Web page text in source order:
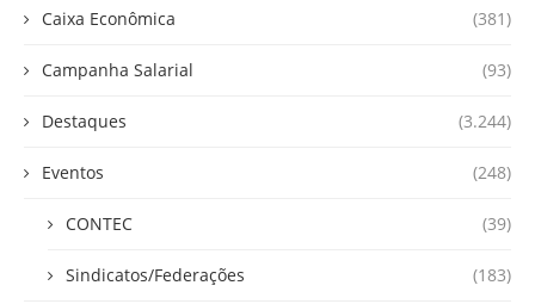
Caixa Econômica (381)
Campanha Salarial (93)
Destaques (3.244)
Eventos (248)
CONTEC (39)
Sindicatos/Federações (183)